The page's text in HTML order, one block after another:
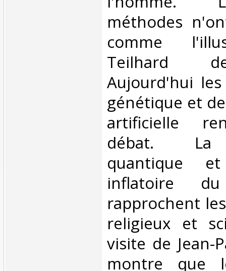
méthodes
comme
Teilhard
Aujourd'hui
génétique et
artificielle
débat. La
quantique
inflatoire
rapprochent
religieux et
visite de Jean-
montre que